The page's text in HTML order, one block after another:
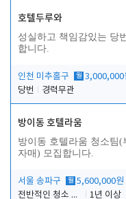
호텔두루와
성실하고 책임감있는 당
합니다.
인천 미추홀구 월 3,000,000
당번
경력무관
방이동 호텔라움
방이동 호텔라움 청소팀(
자매) 모집합니다.
서울 송파구 월 5,600,000원
전반적인 청소 업무(객실청소.객실정리)
1년 이상